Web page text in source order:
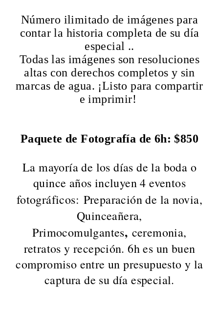
Número ilimitado de imágenes para
contar la historia completa de su día
especial ..
Todas las imágenes son resoluciones
altas con derechos completos y sin
marcas de agua. ¡Listo para compartir
e imprimir!
Paquete de Fotografía de 6h: $850
La mayoría de los días de la boda o
quince años incluyen 4 eventos
fotográficos: Preparación de la novia,
Quinceañera,
Primocomulgantes, ceremonia,
retratos y recepción. 6h es un buen
compromiso entre un presupuesto y la
captura de su día especial.